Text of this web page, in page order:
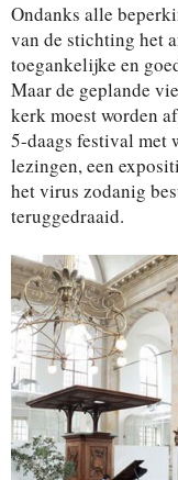
Ondanks alle
van de stichting het
toegankelijke en
Maar de geplande
kerk moest worden
5-daags festival met
lezingen, een
het virus zodanig
teruggedraaid.